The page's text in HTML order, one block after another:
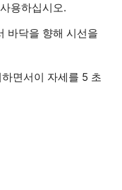
용하십시오.
바닥을 향해 시선을
면서이 자세를 5 초